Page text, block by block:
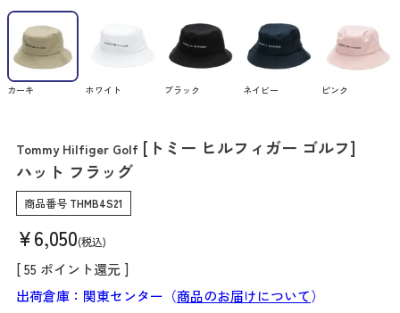
カーキ ホワイト ブラック ネイビー ピンク
Tommy Hilfiger Golf [トミー ヒルフィガー ゴルフ]
ハット フラッグ
商品番号 THMB4S21
¥6,050 税込
[55 ポイント還元 ]
出荷倉庫：関東センター（商品のお届けについて）